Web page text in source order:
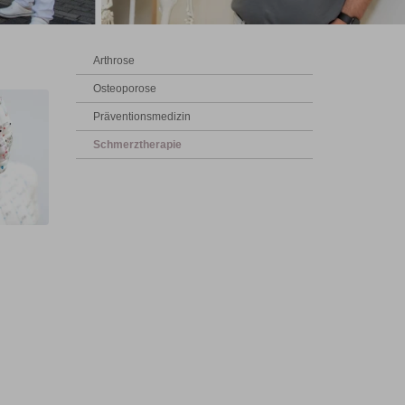
Arthrose
Osteoporose
Präventionsmedizin
Schmerztherapie